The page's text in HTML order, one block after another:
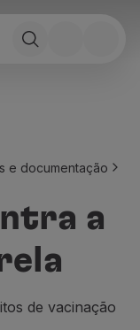
e documentação
a
de vacinação